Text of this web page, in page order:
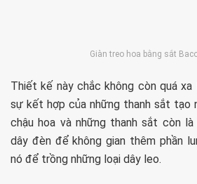
Giàn treo hoa bằng sắt
Thiết kế này chắc không còn quá xa
sự kết hợp của những thanh sắt tạo
chậu hoa và những thanh sắt còn
dây đèn để không gian thêm phần
nó để trồng những loại dây leo.